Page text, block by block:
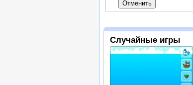
Случайные игры